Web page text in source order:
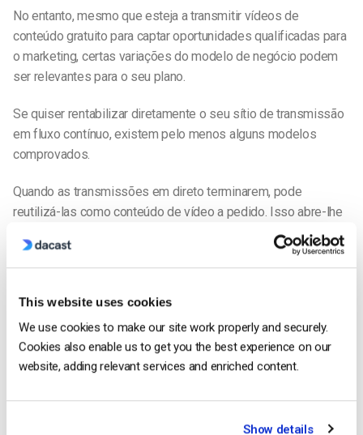
This website uses cookies
We use cookies to make our site work properly and securely.
Cookies also enable us to get you the best experience on our
website, adding relevant services and enriched content.
Show details
No entanto, mesmo que esteja a transmitir vídeos de
conteúdo gratuito para captar oportunidades qualificadas para
o marketing, certas variações do modelo de negócio podem
ser relevantes para o seu plano.
Se quiser rentabilizar diretamente o seu sítio de transmissão
em fluxo contínuo, existem pelo menos alguns modelos
comprovados.
Quando as transmissões em direto terminarem, pode
reutilizá-las como conteúdo de vídeo a pedido. Isso abre-lhe
a porta a três modelos de negócio populares: Vídeo a pedido
baseado em anúncios, vídeo a pedido por subscrição e vídeo
a pedido transacional (AVOD, SVOD e TVOD).
AVOD [Advertising-Based Video on Demand]:
Como o nome sugere, o AVOD gera dinheiro através de
anúncios. Através desse modelo de negócio, é essencial
número possível de espectadores. Por conseguinte, o